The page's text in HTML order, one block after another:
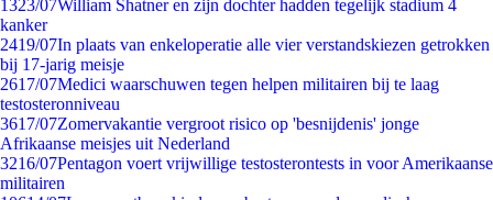
1323/07William Shatner en zijn dochter hadden tegelijk stadium 4
kanker
2419/07In plaats van enkeloperatie alle vier verstandskiezen getrokken
bij 17-jarig meisje
2617/07Medici waarschuwen tegen helpen militairen bij te laag
testosteronniveau
3617/07Zomervakantie vergroot risico op 'besnijdenis' jonge
Afrikaanse meisjes uit Nederland
3216/07Pentagon voert vrijwillige testosterontests in voor Amerikaanse
militairen